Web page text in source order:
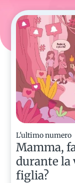
L'ultimo numero
Mamma,
durante la
figlia?